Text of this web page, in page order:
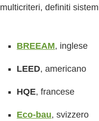
multicriteri, definiti
BREEAM, inglese
LEED, americano
HQE, francese
Eco-bau, svizzero